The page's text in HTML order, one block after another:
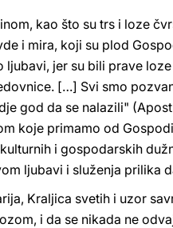
kao što su trs i loze
i mira, koji su plod
jer su bili prave
[…] Svi smo
god da se nalazili"
koje primamo od
i gospodarskih
ljubavi i služenja prilika
Kraljica svetih i uzor
i da se nikada ne